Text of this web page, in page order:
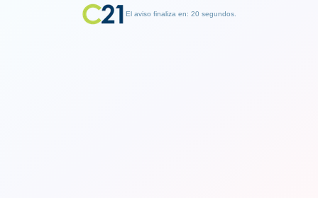
El aviso finaliza en: 19 segundos.